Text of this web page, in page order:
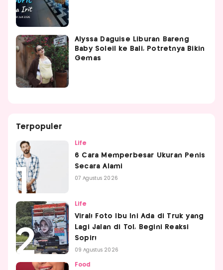
Alyssa Daguise Liburan Bareng
Baby Soleil ke Bali, Potretnya Bikin
Gemas
Terpopuler
Life
6 Cara Memperbesar Ukuran Penis
Secara Alami
07 Agustus 2026
Life
Viral! Foto Ibu Ini Ada di Truk yang
Lagi Jalan di Tol, Begini Reaksi
Sopir!
09 Agustus 2026
Food